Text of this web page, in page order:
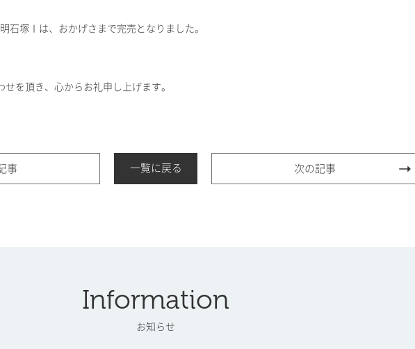
石塚Ⅰは、おかげさまで完売となりました。
を頂き、心からお礼申し上げます。
事 一覧に戻る 次の記事
Information
お知らせ